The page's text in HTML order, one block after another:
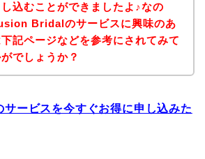
込むことができましたよ♪なの
Bridalのサービスに興味のあ
記ページなどを参考にされてみて
でしょうか？
ービスを今すぐお得に申し込みた